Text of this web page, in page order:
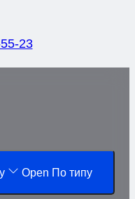
23
Open По типу